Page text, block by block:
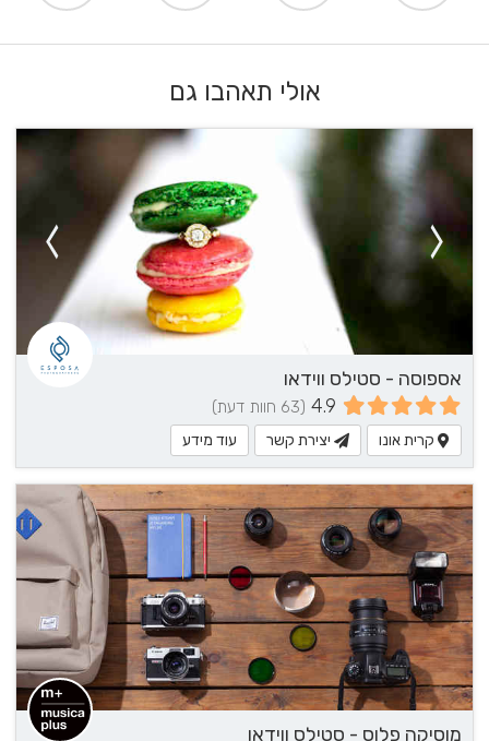
אולי תאהבו גם
אספוסה - סטילס ווידאו
4.9 (63 חוות דעת)
קרית אונו יצירת קשר עוד מידע
מוסיקה פלוס - סטילס ווידאו